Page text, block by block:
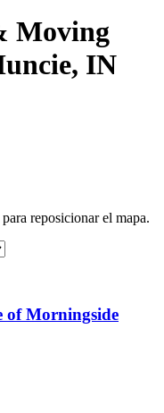
Moving
IN
reposicionar el mapa.
of Morningside